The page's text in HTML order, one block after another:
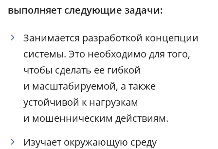
выполняет следующие задачи:
Занимается разработкой концепции
системы. Это необходимо для того,
чтобы сделать ее гибкой
и масштабируемой, а также
устойчивой к нагрузкам
и мошенническим действиям.
Изучает окружающую среду